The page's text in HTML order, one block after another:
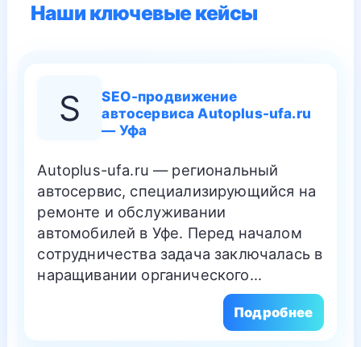
Наши ключевые кейсы
S
SEO-продвижение
автосервиса Autoplus-ufa.ru
— Уфа
Autoplus-ufa.ru — региональный
автосервис, специализирующийся на
ремонте и обслуживании
автомобилей в Уфе. Перед началом
сотрудничества задача заключалась в
наращивании органического…
Подробнее